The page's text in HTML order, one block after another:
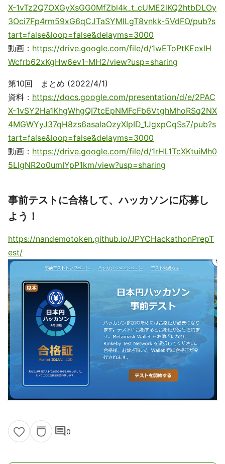
X-1vTz2Q7OXGyXsGG0MfZbl4k_t_cUME2lKQ2htbDLOy
3Oci7Fp4rm59xG6qCJTaSYMlLgT8vnkk-5VdFO/pub?s
tart=false&loop=false&delayms=3000
動画： https://drive.google.com/file/d/1wEToPtKEexlH
Wcfrb62xKgHw6ev1-MH2/view?usp=sharing
第10回 まとめ (2022/4/1)
資料： https://docs.google.com/presentation/d/e/2PAC
X-1vSY2Ha1KhgWhgQI7tcEpNMFcFb6VtghMhoRSq2NX
4MGWYyJ37qH8zs6asalaOzyXIpID_1JgxpCqSs7/pub?s
tart=false&loop=false&delayms=3000
動画： https://drive.google.com/file/d/1rHL1TcXKtuiMh0
5LlgNR2o0umIYpP1km/view?usp=sharing
事前テストに合格して、ハッカソンに応募し
よう！
https://nandemotoken.github.io/JPYCHackathonPrepT
est/
comment0